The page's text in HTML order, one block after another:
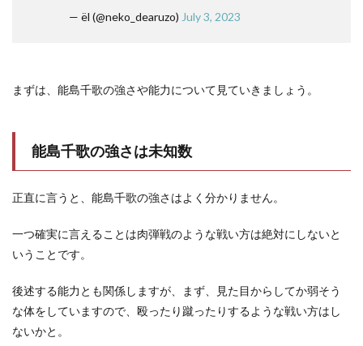
— ël (@neko_dearuzo) July 3, 2023
まずは、能島千歌の強さや能力について見ていきましょう。
能島千歌の強さは未知数
正直に言うと、能島千歌の強さはよく分かりません。
一つ確実に言えることは肉弾戦のような戦い方は絶対にしないと
いうことです。
後述する能力とも関係しますが、まず、見た目からしてか弱そう
な体をしていますので、殴ったり蹴ったりするような戦い方はし
ないかと。